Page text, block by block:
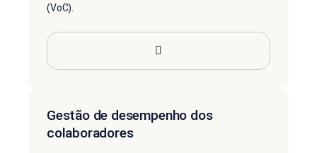
(VoC).
Gestão de desempenho dos
colaboradores